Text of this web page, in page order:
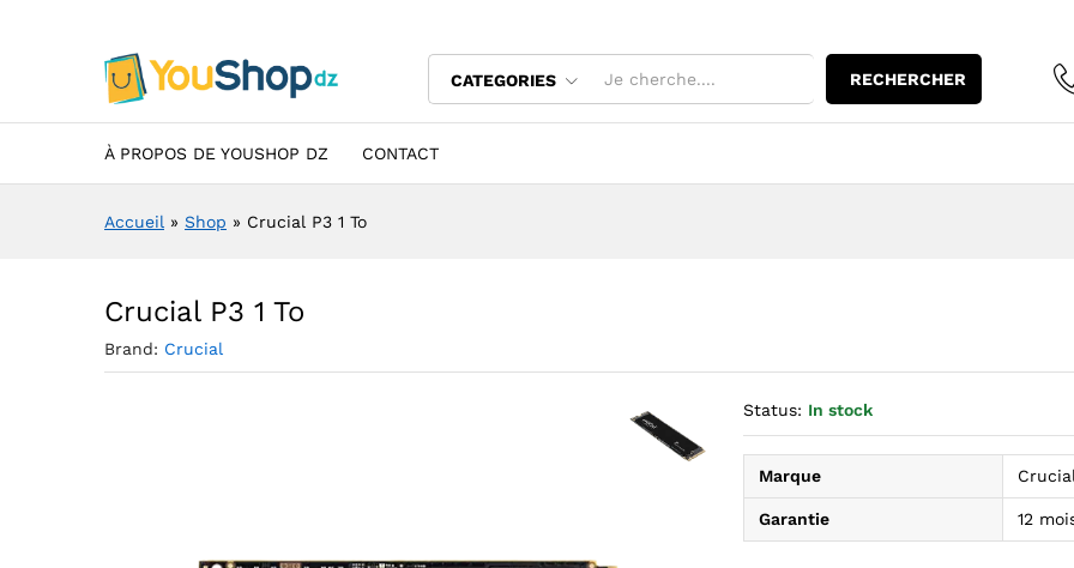
CATEGORIES RECHERCHER
À PROPOS DE YOUSHOP DZ CONTACT
Accueil » Shop » Crucial P3 1 To
Crucial P3 1 To
Brand: Crucial
Agrandir l’image : Crucial P3 1 To — YouShop DZ
Status: In stock
Marque
Garantie 12